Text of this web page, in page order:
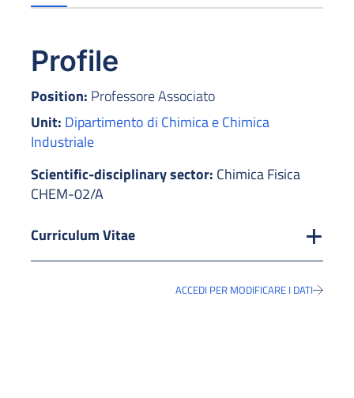
Profile
Position: Professore Associato
Unit: Dipartimento di Chimica e Chimica
Industriale
Scientific-disciplinary sector: Chimica Fisica
CHEM-02/A
Curriculum Vitae
ACCEDI PER MODIFICARE I DATI